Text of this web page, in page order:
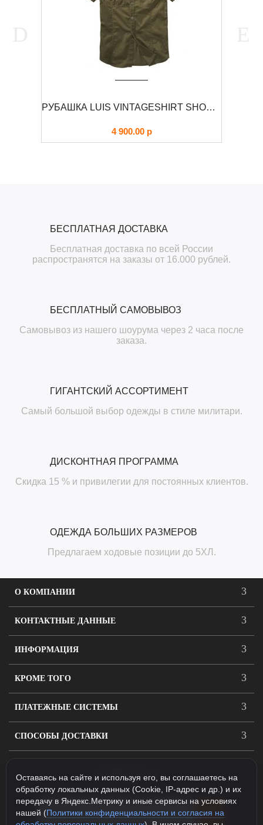
РУБАШКА LUIS VINTAGESHIRT SHORT BRANDIT
4 900.00 р
БЕСПЛАТНАЯ ДОСТАВКА
Бесплатная доставка по всей России
распространятся на заказы от 16.000 рублей.
БЕСПЛАТНЫЙ САМОВЫВОЗ
Самовывоз из нашего шоурума через 2 часа после
заказа.
ГИГАНТСКИЙ АССОРТИМЕНТ
Самый большой выбор одежды в стиле милитари.
ДИСКОНТНАЯ ПРОГРАММА
Скидка 15 % и привилегии для постоянных клиентов.
ОДЕЖДА БОЛЬШИХ РАЗМЕРОВ
Предлагаем ходовые позиции до 5ХЛ.
О КОМПАНИИ
КОНТАКТНЫЕ ДАННЫЕ
ИНФОРМАЦИЯ
КРОМЕ ТОГО
ПЛАТЕЖНЫЕ СИСТЕМЫ
СПОСОБЫ ДОСТАВКИ
Оставаясь на сайте и используя его, вы соглашаетесь на
обработку локальных данных (Cookie, IP-адрес и др.) и их
передачу в Яндекс.Метрику и иные сервисы на условиях
нашей (Политики конфиденциальности и согласия на